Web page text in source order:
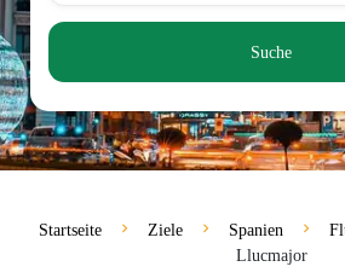
Suche
Startseite Ziele Spanien
Llucmajor